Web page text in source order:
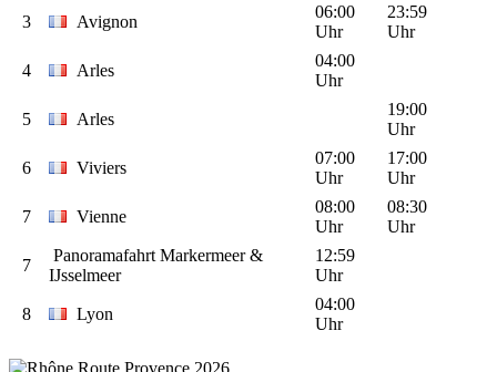
3 Avignon
06:00
Uhr
23:59
Uhr
4 Arles
04:00
Uhr
5 Arles
19:00
Uhr
6 Viviers
07:00
Uhr
17:00
Uhr
7 Vienne
08:00
Uhr
08:30
Uhr
7
Panoramafahrt Markermeer &
IJsselmeer
12:59
Uhr
8 Lyon
04:00
Uhr